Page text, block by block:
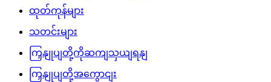
ထုတ်ကုန်များ
သတင်းများ
ကြှနျုပျတို့ကိုဆကျသှယျရနျ
ကြှနျုပျတို့အကွောငျး